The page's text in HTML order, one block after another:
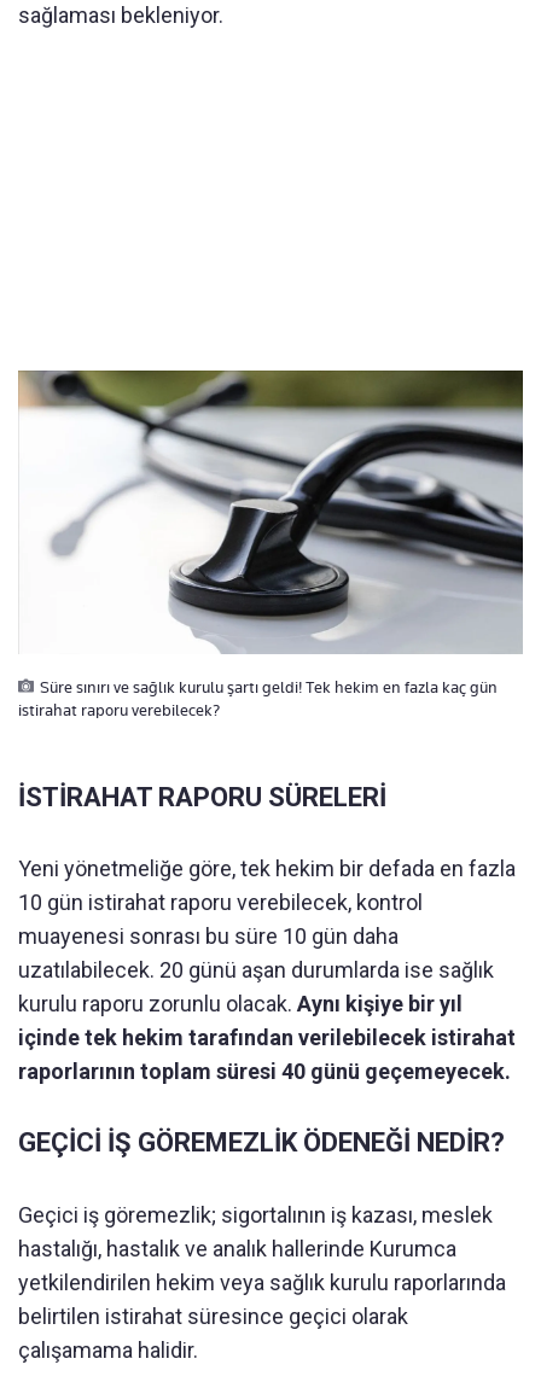
sağlaması bekleniyor.
Süre sınırı ve sağlık kurulu şartı geldi! Tek hekim en fazla kaç gün
istirahat raporu verebilecek?
İSTİRAHAT RAPORU SÜRELERİ
Yeni yönetmeliğe göre, tek hekim bir defada en fazla
10 gün istirahat raporu verebilecek, kontrol
muayenesi sonrası bu süre 10 gün daha
uzatılabilecek. 20 günü aşan durumlarda ise sağlık
kurulu raporu zorunlu olacak. Aynı kişiye bir yıl
içinde tek hekim tarafından verilebilecek istirahat
raporlarının toplam süresi 40 günü geçemeyecek.
GEÇİCİ İŞ GÖREMEZLİK ÖDENEĞİ NEDİR?
Geçici iş göremezlik; sigortalının iş kazası, meslek
hastalığı, hastalık ve analık hallerinde Kurumca
yetkilendirilen hekim veya sağlık kurulu raporlarında
belirtilen istirahat süresince geçici olarak
çalışamama halidir.